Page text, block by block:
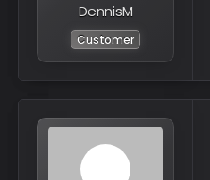
DennisM
Customer